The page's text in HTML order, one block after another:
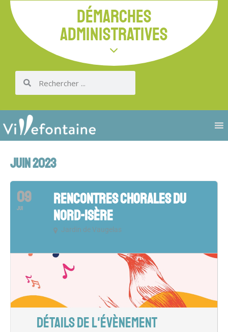
DÉMARCHES
ADMINISTRATIVES
JUIN 2023
09
JUI
RENCONTRES CHORALES DU
NORD-ISÈRE
Jardin de Vaugelas
DÉTAILS DE L'ÉVÈNEMENT